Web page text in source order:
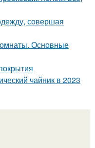
совершая
Основные
чайник в 2023